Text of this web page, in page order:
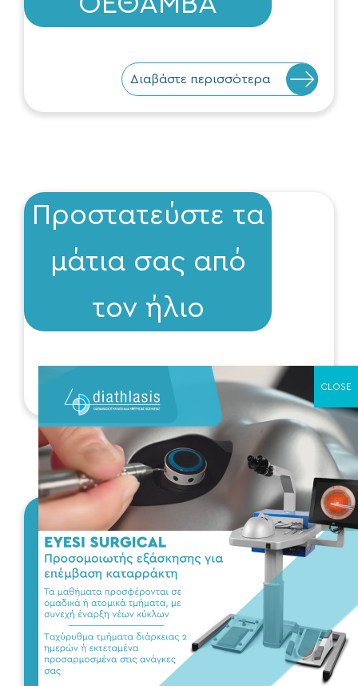
Διαβάστε περισσότερα
Προστατεύστε τα
μάτια σας από
τον ήλιο
Διαβάστε περισσότερα
Η Diathlasis είναι
η πρώτη
οφθαλμολογική
κλινική στην